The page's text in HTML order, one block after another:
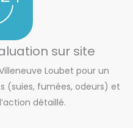
sur site
Loubet pour un
(suies, fumées, odeurs) et
détaillé.